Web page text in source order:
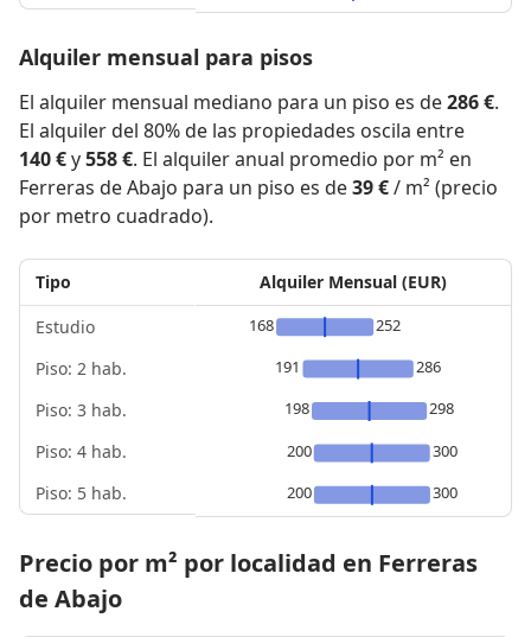
Alquiler mensual para pisos
El alquiler mensual mediano para un piso es de286 €.
El alquiler del 80% de las propiedades oscila entre
140 €y558 €. El alquiler anual promedio por m² en
Ferreras de Abajo para un piso es de39 €/ m² (precio
por metro cuadrado).
Tipo
Estudio
Piso: 2 hab.
Piso: 3 hab.
Piso: 4 hab.
Piso: 5 hab.
Alquiler Mensual (EUR)
168
252
191
286
198
298
200
300
200
300
Precio por m² por localidad en Ferreras
de Abajo